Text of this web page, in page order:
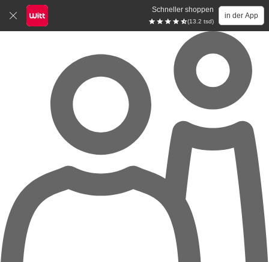
Schneller shoppen
(13.2 tsd)
in der App